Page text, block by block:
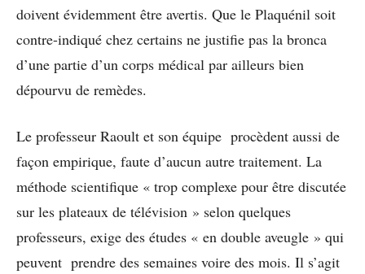
doivent évidemment être avertis. Que le Plaquénil soit
contre-indiqué chez certains ne justifie pas la bronca
d’une partie d’un corps médical par ailleurs bien
dépourvu de remèdes.
Le professeur Raoult et son équipe procèdent aussi de
façon empirique, faute d’aucun autre traitement. La
méthode scientifique « trop complexe pour être discutée
sur les plateaux de télévision » selon quelques
professeurs, exige des études « en double aveugle » qui
peuvent prendre des semaines voire des mois. Il s’agit